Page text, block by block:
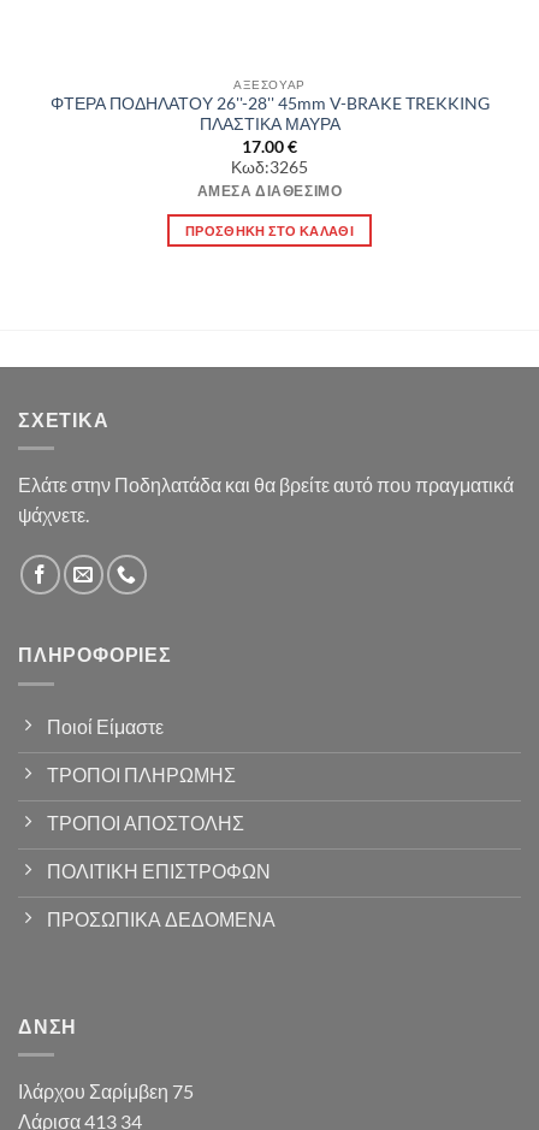
ΑΞΕΣΟΥΑΡ
ΦΤΕΡΑ ΠΟΔΗΛΑΤΟΥ 26''-28'' 45mm V-BRAKE TREKKING
ΠΛΑΣΤΙΚΑ ΜΑΥΡΑ
17.00€
Κωδ:3265
ΆΜΕΣΑ ΔΙΑΘΈΣΙΜΟ
ΠΡΟΣΘΉΚΗ ΣΤΟ ΚΑΛΆΘΙ
ΣΧΕΤΙΚΆ
Ελάτε στην Ποδηλατάδα και θα βρείτε αυτό που πραγματικά
ψάχνετε.
ΠΛΗΡΟΦΟΡΊΕΣ
Ποιοί Είμαστε
ΤΡΟΠΟΙ ΠΛΗΡΩΜΗΣ
ΤΡΟΠΟΙ ΑΠΟΣΤΟΛΗΣ
ΠΟΛΙΤΙΚΗ ΕΠΙΣΤΡΟΦΩΝ
ΠΡΟΣΩΠΙΚΑ ΔΕΔΟΜΕΝΑ
ΔΝΣΗ
Ιλάρχου Σαρίμβεη 75
Λάρισα 413 34